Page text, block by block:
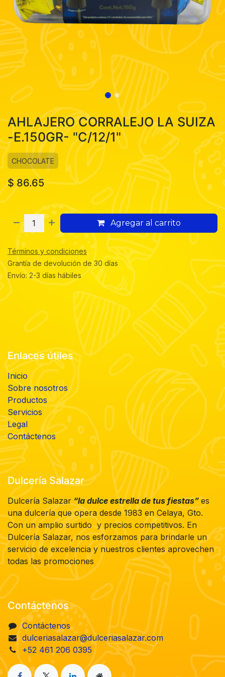
AHLAJERO CORRALEJO LA SUIZA
-E.150GR- "C/12/1"
CHOCOLATE
$86.65
Agregar al carrito
Términos y condiciones
Grantía de devolución de 30 días
Envío: 2-3 días hábiles
Enlaces útiles
Inicio
Sobre nosotros
Productos
Servicios
Legal
Contáctenos
Dulcería Salazar
Dulcería Salazar “la dulce estrella de tus fiestas”es
una dulcería que opera desde 1983 en Celaya, Gto.
Con un amplio surtido y precios competitivos. En
Dulcería Salazar, nos esforzamos para brindarle un
servicio de excelencia y nuestros clientes aprovechen
todas las promociones
Contáctenos
Contáctenos
dulceriasalazar@dulceriasalazar.com
+52 461 206 0395